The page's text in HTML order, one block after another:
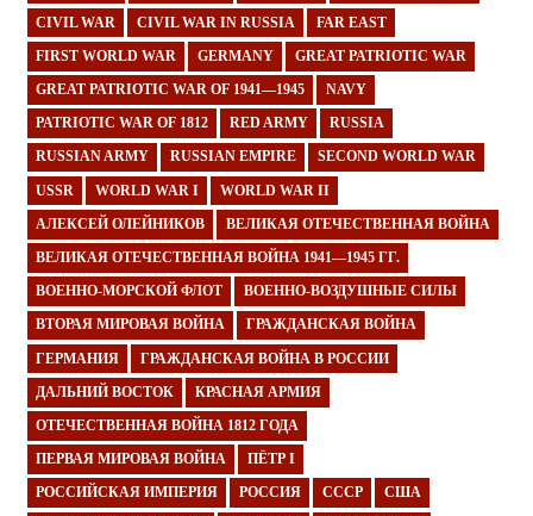
CIVIL WAR CIVIL WAR IN RUSSIA FAR EAST
FIRST WORLD WAR GERMANY GREAT PATRIOTIC WAR
GREAT PATRIOTIC WAR OF 1941—1945 NAVY
PATRIOTIC WAR OF 1812 RED ARMY RUSSIA
RUSSIAN ARMY RUSSIAN EMPIRE SECOND WORLD WAR
USSR WORLD WAR I WORLD WAR II
АЛЕКСЕЙ ОЛЕЙНИКОВ ВЕЛИКАЯ ОТЕЧЕСТВЕННАЯ ВОЙНА
ВЕЛИКАЯ ОТЕЧЕСТВЕННАЯ ВОЙНА 1941—1945 ГГ.
ВОЕННО-МОРСКОЙ ФЛОТ ВОЕННО-ВОЗДУШНЫЕ СИЛЫ
ВТОРАЯ МИРОВАЯ ВОЙНА ГРАЖДАНСКАЯ ВОЙНА
ГЕРМАНИЯ ГРАЖДАНСКАЯ ВОЙНА В РОССИИ
ДАЛЬНИЙ ВОСТОК КРАСНАЯ АРМИЯ
ОТЕЧЕСТВЕННАЯ ВОЙНА 1812 ГОДА
ПЕРВАЯ МИРОВАЯ ВОЙНА ПЁТР I
РОССИЙСКАЯ ИМПЕРИЯ РОССИЯ СССР США